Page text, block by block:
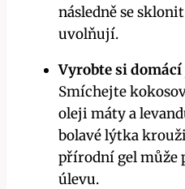
následně se
uvolňují.
Vyrobte si
Smíchejte
⁤oleji máty a
⁣bolavé lýtka
přírodní ⁢gel může
úlevu.